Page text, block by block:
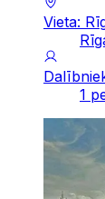
Vieta:
1